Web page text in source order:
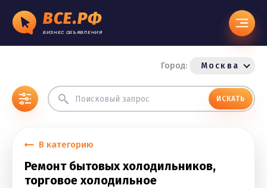
ВСЕ.РФ
БИЗНЕС ОБЪЯВЛЕНИЯ
Город: Москва
ИСКАТЬ
В категорию
Ремонт бытовых холодильников,
торговое холодильное